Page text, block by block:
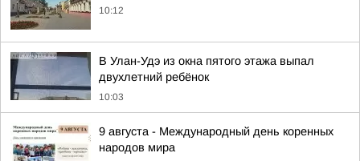
10:12
В Улан-Удэ из окна пятого этажа выпал
двухлетний ребёнок
10:03
9 августа - Международный день коренных
народов мира